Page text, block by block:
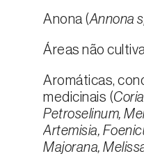
Anona (Annona
Áreas não
Aromáticas,
medicinais (
Petroselinum,
Artemisia,
Majorana,